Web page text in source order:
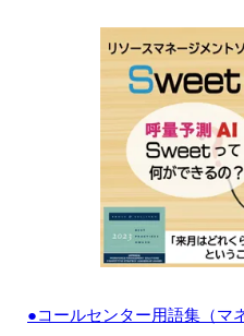
●コールセンター用語集（マ